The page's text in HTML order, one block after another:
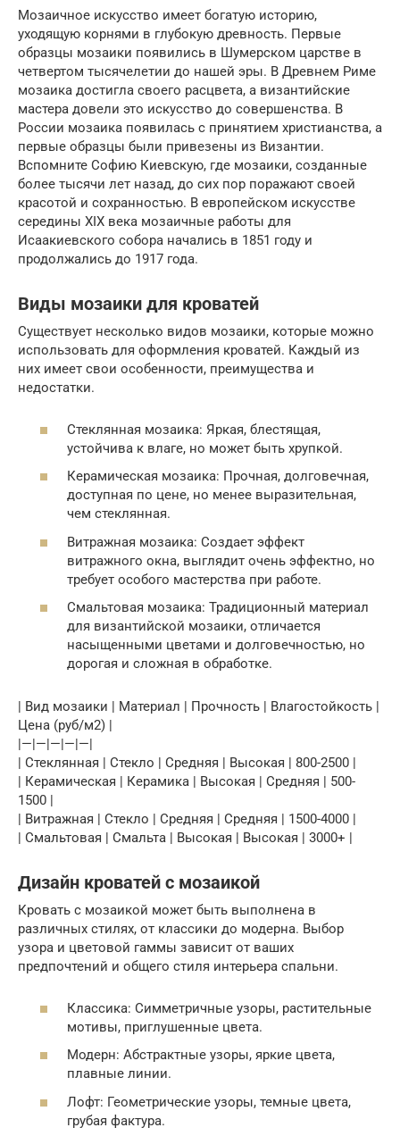
Мозаичное искусство имеет богатую историю,
уходящую корнями в глубокую древность. Первые
образцы мозаики появились в Шумерском царстве в
четвертом тысячелетии до нашей эры. В Древнем Риме
мозаика достигла своего расцвета, а византийские
мастера довели это искусство до совершенства. В
России мозаика появилась с принятием христианства, а
первые образцы были привезены из Византии.
Вспомните Софию Киевскую, где мозаики, созданные
более тысячи лет назад, до сих пор поражают своей
красотой и сохранностью. В европейском искусстве
середины XIX века мозаичные работы для
Исаакиевского собора начались в 1851 году и
продолжались до 1917 года.
Виды мозаики для кроватей
Существует несколько видов мозаики, которые можно
использовать для оформления кроватей. Каждый из
них имеет свои особенности, преимущества и
недостатки.
Стеклянная мозаика: Яркая, блестящая,
устойчива к влаге, но может быть хрупкой.
Керамическая мозаика: Прочная, долговечная,
доступная по цене, но менее выразительная,
чем стеклянная.
Витражная мозаика: Создает эффект
витражного окна, выглядит очень эффектно, но
требует особого мастерства при работе.
Смальтовая мозаика: Традиционный материал
для византийской мозаики, отличается
насыщенными цветами и долговечностью, но
дорогая и сложная в обработке.
| Вид мозаики | Материал | Прочность | Влагостойкость |
Цена (руб/м2) |
|—|—|—|—|—|
| Стеклянная | Стекло | Средняя | Высокая | 800-2500 |
| Керамическая | Керамика | Высокая | Средняя | 500-
1500 |
| Витражная | Стекло | Средняя | Средняя | 1500-4000 |
| Смальтовая | Смальта | Высокая | Высокая | 3000+ |
Дизайн кроватей с мозаикой
Кровать с мозаикой может быть выполнена в
различных стилях, от классики до модерна. Выбор
узора и цветовой гаммы зависит от ваших
предпочтений и общего стиля интерьера спальни.
Классика: Симметричные узоры, растительные
мотивы, приглушенные цвета.
Модерн: Абстрактные узоры, яркие цвета,
плавные линии.
Лофт: Геометрические узоры, темные цвета,
грубая фактура.